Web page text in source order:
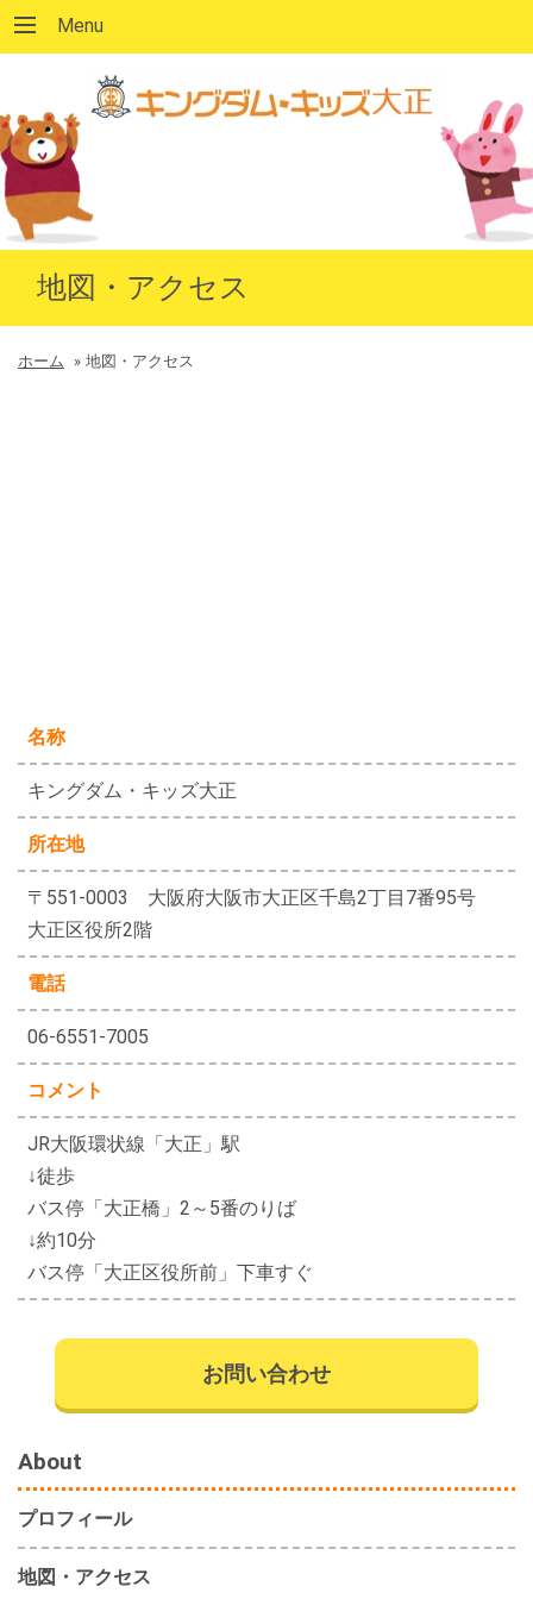
Menu
地図・アクセス
ホーム » 地図・アクセス
名称
キングダム・キッズ大正
所在地
〒551-0003 大阪府大阪市大正区千島2丁目7番95号
大正区役所2階
電話
06-6551-7005
コメント
JR大阪環状線「大正」駅
↓徒歩
バス停「大正橋」2～5番のりば
↓約10分
バス停「大正区役所前」下車すぐ
お問い合わせ
About
プロフィール
地図・アクセス